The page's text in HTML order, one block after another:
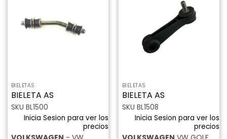
BIELETAS
BIELETA AS
SKU BL1500
Inicia Sesion para ver los
precios
lista de
deseos
BIELETAS
BIELETA AS
SKU BL1508
Inicia Sesion para ver los
precios